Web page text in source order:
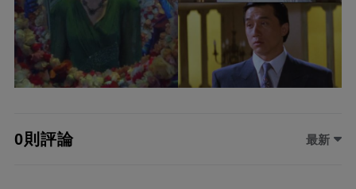
0則評論 最新